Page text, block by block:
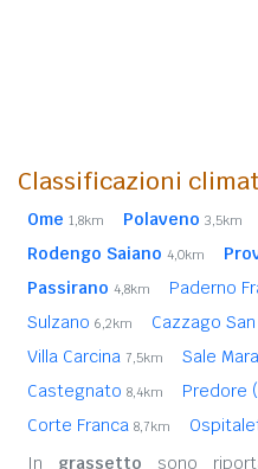
Classificazioni
Ome 1,8km Polaveno 3,5km
Rodengo Saiano 4,0km
Passirano 4,8km Paderno
Sulzano 6,2km Cazzago
Villa Carcina 7,5km Sale
Castegnato 8,4km Predore
Corte Franca 8,7km
In grassetto sono